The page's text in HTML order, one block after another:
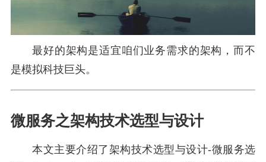
最好的架构是适宜咱们业务需求的架构，而不
是模拟科技巨头。
微服务之架构技术选型与设计
本文主要介绍了架构技术选型与设计-微服务选